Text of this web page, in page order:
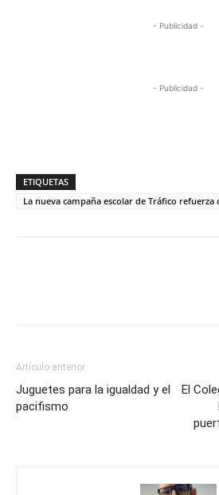
- Publicidad -
- Publicidad -
ETIQUETAS
La nueva campaña escolar de Tráfico refuerza
Artículo anterior
Juguetes para la igualdad y el
pacifismo
El